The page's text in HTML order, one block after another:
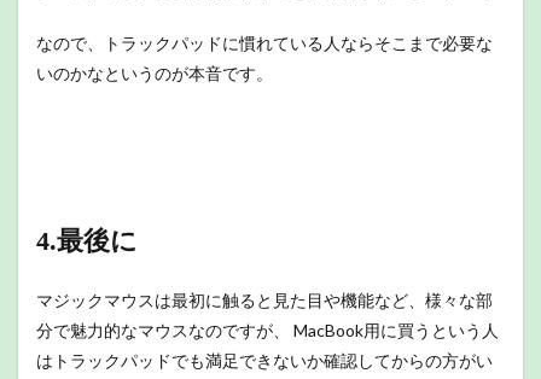
なので、トラックパッドに慣れている人ならそこまで必要な
いのかなというのが本音です。
4.最後に
マジックマウスは最初に触ると見た目や機能など、様々な部
分で魅力的なマウスなのですが、 MacBook用に買うという人
はトラックパッドでも満足できないか確認してからの方がい